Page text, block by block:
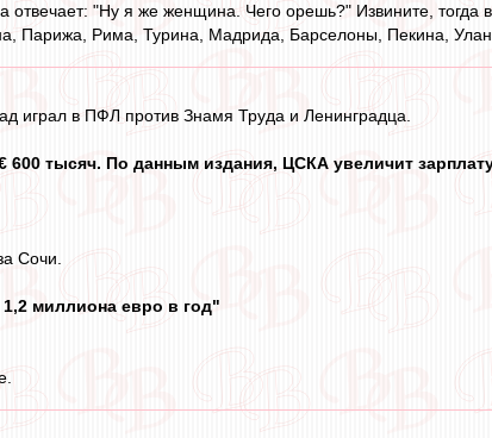
отвечает: "Ну я же женщина. Чего орешь?" Извините,
Парижа, Рима, Турина, Мадрида, Барселоны, Пекина,
играл в ПФЛ против Знамя Труда и Ленинградца.
тысяч. По данным издания, ЦСКА увеличит
Сочи.
миллиона евро в год"